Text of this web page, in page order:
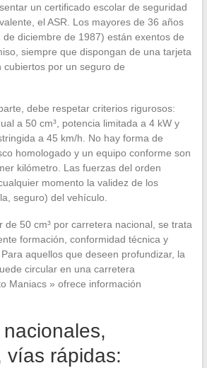
un certificado escolar de seguridad
el ASR. Los mayores de 36 años
diciembre de 1987) están exentos de
siempre que dispongan de una tarjeta
cubiertos por un seguro de
debe respetar criterios rigurosos:
a 50 cm³, potencia limitada a 4 kW y
a 45 km/h. No hay forma de
homologado y un equipo conforme son
kilómetro. Las fuerzas del orden
momento la validez de los
seguro) del vehículo.
de 50 cm³ por carretera nacional, se trata
formación, conformidad técnica y
aquellos que deseen profundizar, la
circular en una carretera
Maniacs » ofrece información
vías rápidas: